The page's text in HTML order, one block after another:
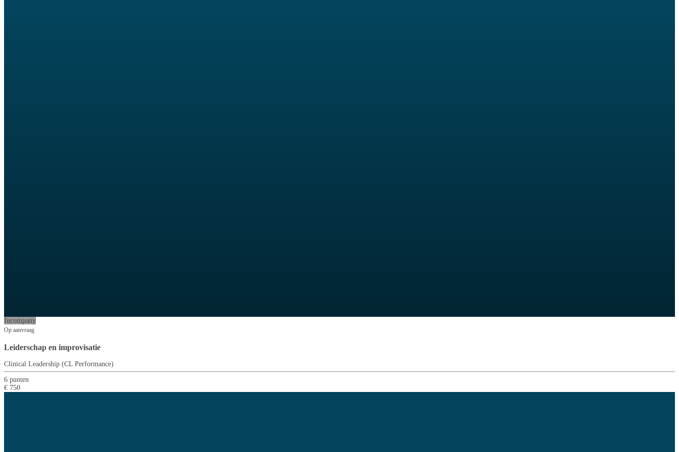
Incompany
Op aanvraag
Leiderschap en improvisatie
Clinical Leadership (CL Performance)
6 punten
€ 750